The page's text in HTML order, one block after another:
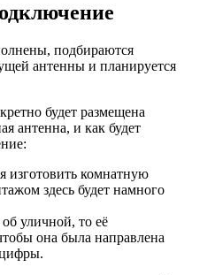
подбираются
антенны и планируется
будет размещена
антенна, и как будет
изготовить комнатную
здесь будет намного
уличной, то её
она была направлена
цифры.